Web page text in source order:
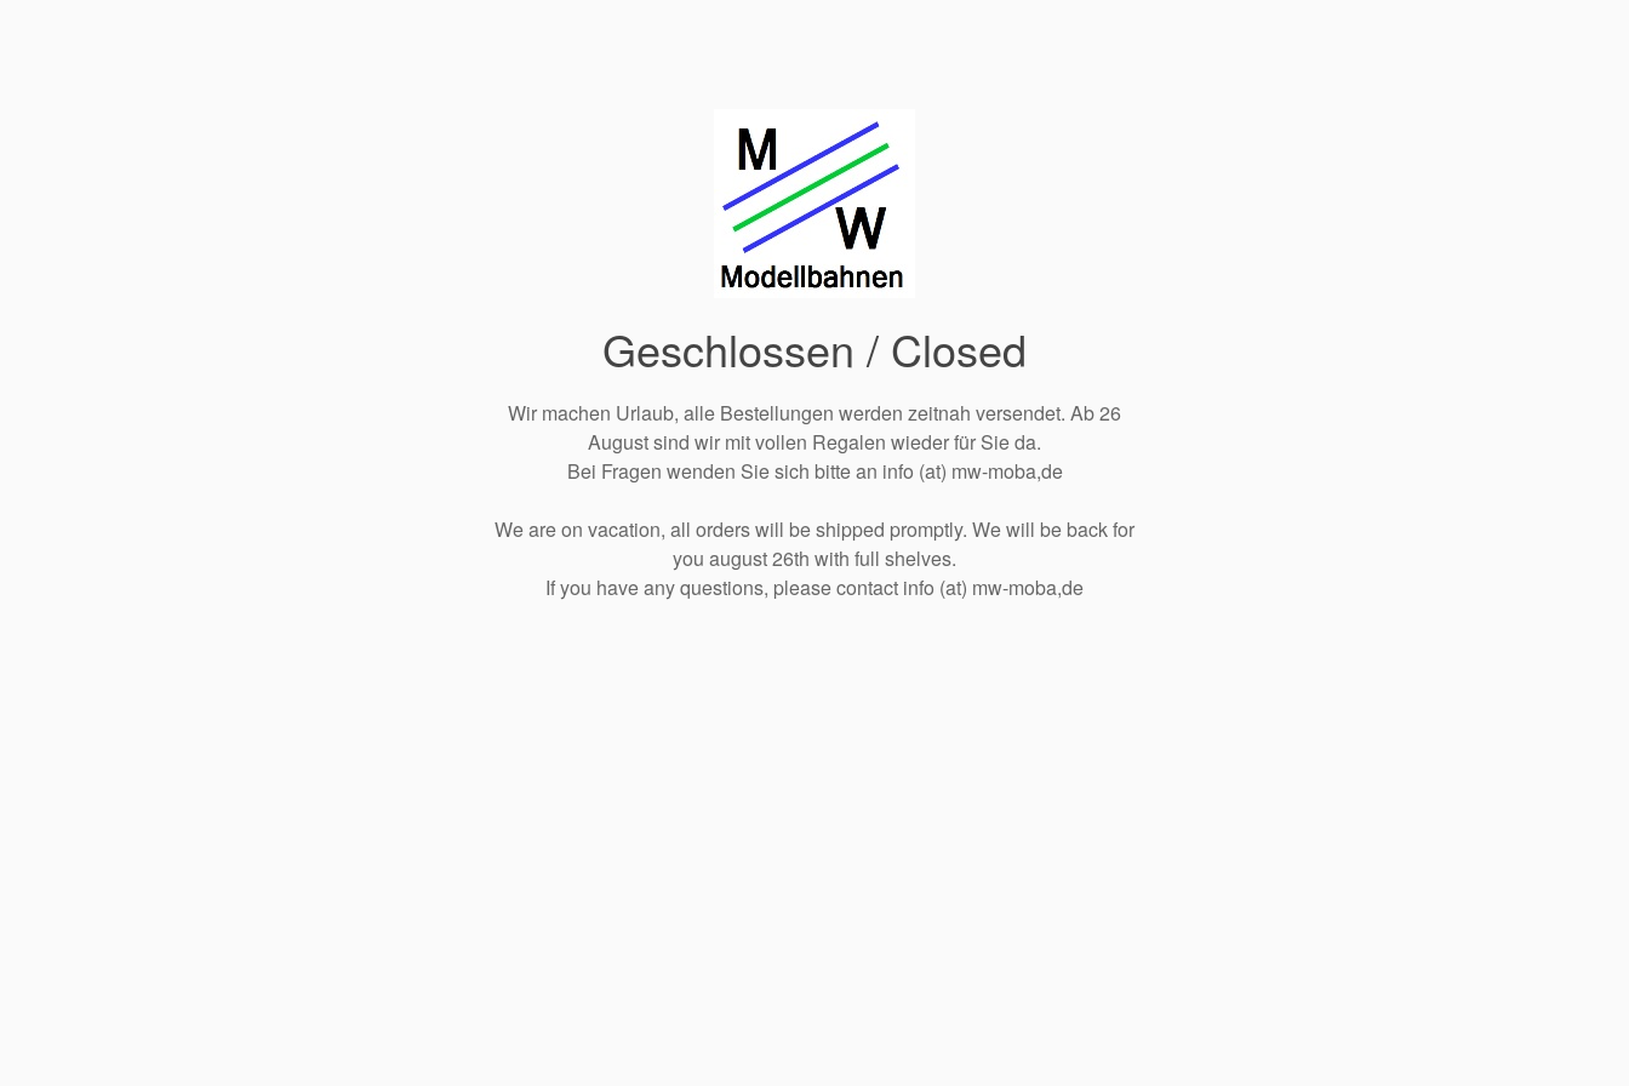
Geschlossen / Closed
Wir machen Urlaub, alle Bestellungen werden zeitnah versendet. Ab 26
August sind wir mit vollen Regalen wieder für Sie da.
Bei Fragen wenden Sie sich bitte an info (at) mw-moba,de
We are on vacation, all orders will be shipped promptly. We will be back for
you august 26th with full shelves.
If you have any questions, please contact info (at) mw-moba,de